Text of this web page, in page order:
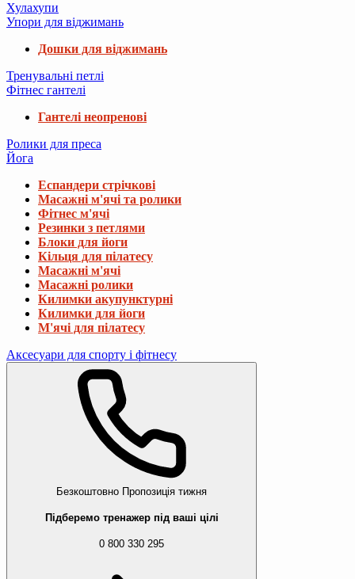
Хулахупи
Упори для віджимань
Дошки для віджимань
Тренувальні петлі
Фітнес гантелі
Гантелі неопренові
Ролики для преса
Йога
Еспандери стрічкові
Масажні м'ячі та ролики
Фітнес м'ячі
Резинки з петлями
Блоки для йоги
Кільця для пілатесу
Масажні м'ячі
Масажні ролики
Килимки акупунктурні
Килимки для йоги
М'ячі для пілатесу
Аксесуари для спорту і фітнесу
Безкоштовно Пропозиція тижня
Підберемо тренажер під ваші цілі
0 800 330 295